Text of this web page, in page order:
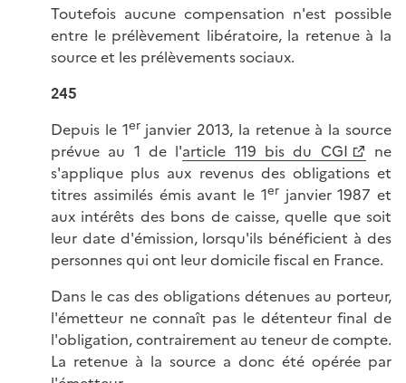
Toutefois aucune compensation n'est possible
entre le prélèvement libératoire, la retenue à la
source et les prélèvements sociaux.
245
Depuis le 1erjanvier 2013, la retenue à la source
prévue au 1 de l'article 119 bis du CGI
ne
s'applique plus aux revenus des obligations et
titres assimilés émis avant le 1erjanvier 1987 et
aux intérêts des bons de caisse, quelle que soit
leur date d'émission, lorsqu'ils bénéficient à des
personnes qui ont leur domicile fiscal en France.
Dans le cas des obligations détenues au porteur,
l'émetteur ne connaît pas le détenteur final de
l'obligation, contrairement au teneur de compte.
La retenue à la source a donc été opérée par